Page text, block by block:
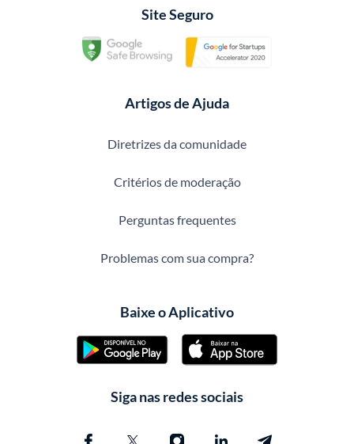
Site Seguro
Artigos de Ajuda
Diretrizes da comunidade
Critérios de moderação
Perguntas frequentes
Problemas com sua compra?
Baixe o Aplicativo
Siga nas redes sociais